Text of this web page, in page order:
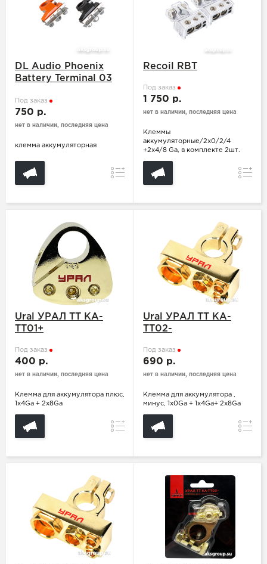
DL Audio Phoenix
Battery Terminal 03
Под заказ
750 р.
нет в наличии, последняя цена
клемма аккумуляторная
Сравнение
Recoil RBT
Под заказ
1 750 р.
нет в наличии, последняя цена
Клеммы
аккумуляторные/2x0/2/4
+2x4/8 Ga, в комплекте 2шт.
Ural УРАЛ ТТ КА-
ТТ01+
Под заказ
400 р.
нет в наличии, последняя цена
Клемма для аккумулятора плюс,
1х4Ga + 2х8Ga
Сравнение
Ural УРАЛ ТТ КА-
ТТ02-
Под заказ
690 р.
нет в наличии, последняя цена
Клемма для аккумулятора ,
минус, 1х0Ga + 1х4Ga+ 2х8Ga